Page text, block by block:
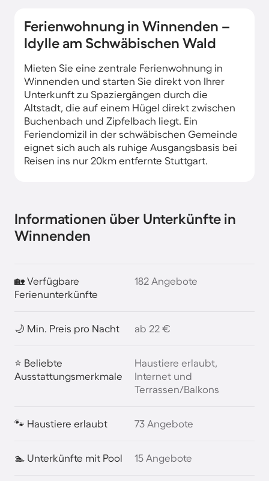
Ferienwohnung in Winnenden –
Idylle am Schwäbischen Wald
Mieten Sie eine zentrale Ferienwohnung in
Winnenden und starten Sie direkt von Ihrer
Unterkunft zu Spaziergängen durch die
Altstadt, die auf einem Hügel direkt zwischen
Buchenbach und Zipfelbach liegt. Ein
Feriendomizil in der schwäbischen Gemeinde
eignet sich auch als ruhige Ausgangsbasis bei
Reisen ins nur 20km entfernte Stuttgart.
Informationen über Unterkünfte in
Winnenden
🏡 Verfügbare
Ferienunterkünfte
182 Angebote
🌙 Min. Preis pro Nacht ab 22 €
⭐ Beliebte
Ausstattungsmerkmale
Haustiere erlaubt,
Internet und
Terrassen/Balkons
🐾 Haustiere erlaubt 73 Angebote
🏊 Unterkünfte mit Pool 15 Angebote